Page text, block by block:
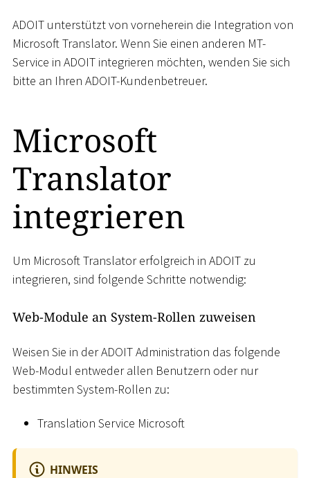
ADOIT unterstützt von vorneherein die Integration von
Microsoft Translator. Wenn Sie einen anderen MT-
Service in ADOIT integrieren möchten, wenden Sie sich
bitte an Ihren ADOIT-Kundenbetreuer.
Microsoft
Translator
integrieren
Um Microsoft Translator erfolgreich in ADOIT zu
integrieren, sind folgende Schritte notwendig:
Web-Module an System-Rollen zuweisen
Weisen Sie in der ADOIT Administration das folgende
Web-Modul entweder allen Benutzern oder nur
bestimmten System-Rollen zu:
Translation Service Microsoft
HINWEIS